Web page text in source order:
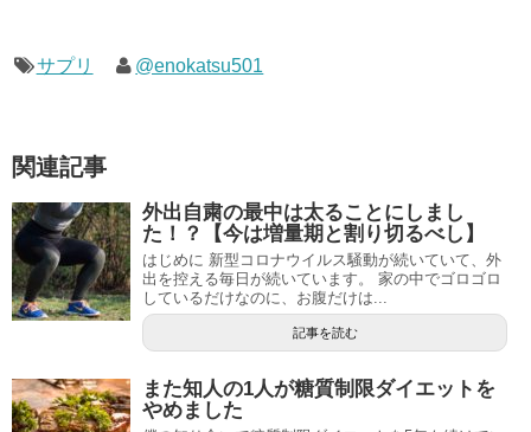
サプリ @enokatsu501
関連記事
外出自粛の最中は太ることにしまし
た！？【今は増量期と割り切るべし】
はじめに 新型コロナウイルス騒動が続いていて、外
出を控える毎日が続いています。 家の中でゴロゴロ
しているだけなのに、お腹だけは...
記事を読む
また知人の1人が糖質制限ダイエットを
やめました